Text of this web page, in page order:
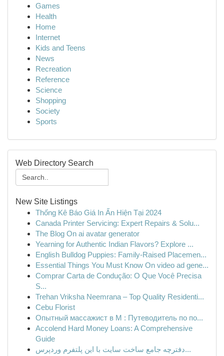
Games
Health
Home
Internet
Kids and Teens
News
Recreation
Reference
Science
Shopping
Society
Sports
Web Directory Search
New Site Listings
Thống Kê Báo Giá In Ấn Hiện Tại 2024
Canada Printer Servicing: Expert Repairs & Solu...
The Blog On ai avatar generator
Yearning for Authentic Indian Flavors? Explore ...
English Bulldog Puppies: Family-Raised Placemen...
Essential Things You Must Know On video ad gene...
Comprar Carta de Condução: O Que Você Precisa
S...
Trehan Vriksha Neemrana – Top Quality Residenti...
Cebu Florist
Опытный массажист в М : Путеводитель по по...
Accolend Hard Money Loans: A Comprehensive
Guide
دفترچه جامع ساخت سایت با این پلتفرم وردپرس...